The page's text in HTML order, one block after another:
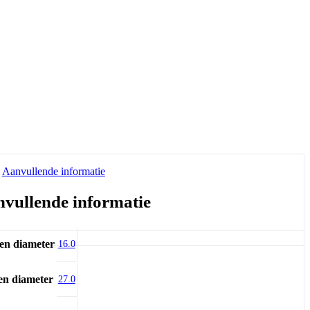
Aanvullende informatie
informatie
diameter 16.0
diameter 27.0